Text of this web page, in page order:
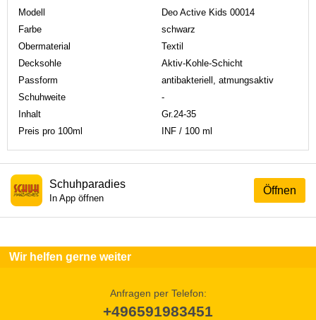
Modell
Deo Active Kids 00014
Farbe
schwarz
Obermaterial
Textil
Decksohle
Aktiv-Kohle-Schicht
Passform
antibakteriell, atmungsaktiv
Schuhweite
-
Inhalt
Gr.24-35
Preis pro 100ml
INF / 100 ml
Öffnen
Schuhparadies
In App öffnen
Wir helfen gerne weiter
Anfragen per Telefon:
+496591983451